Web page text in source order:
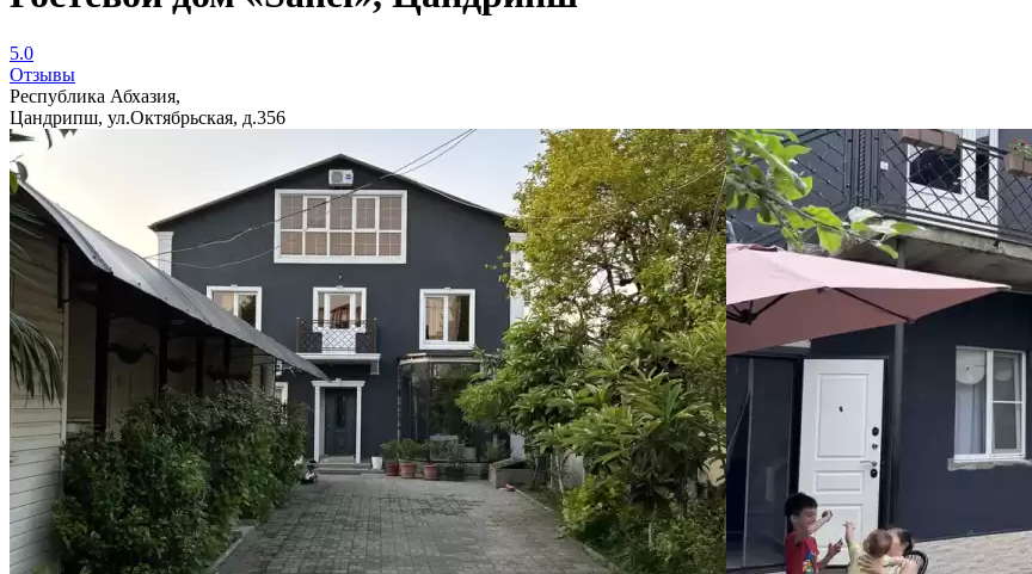
5.0
Отзывы
Республика Абхазия,
Цандрипш, ул.Октябрьская, д.356